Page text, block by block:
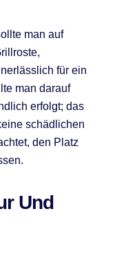
man auf
für ein
man darauf
erfolgt; das
schädlichen
den Platz
Und